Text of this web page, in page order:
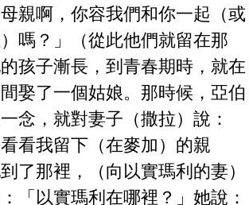
親啊，你容我們和你一起（或
嗎？」（從此他們就留在那
孩子漸長，到青春期時，就在
娶了一個姑娘。那時候，亞伯
念，就對妻子（撒拉）說：
看看我留下（在麥加）的親
了那裡，（向以實瑪利的妻）
「以實瑪利在哪裡？」她說：